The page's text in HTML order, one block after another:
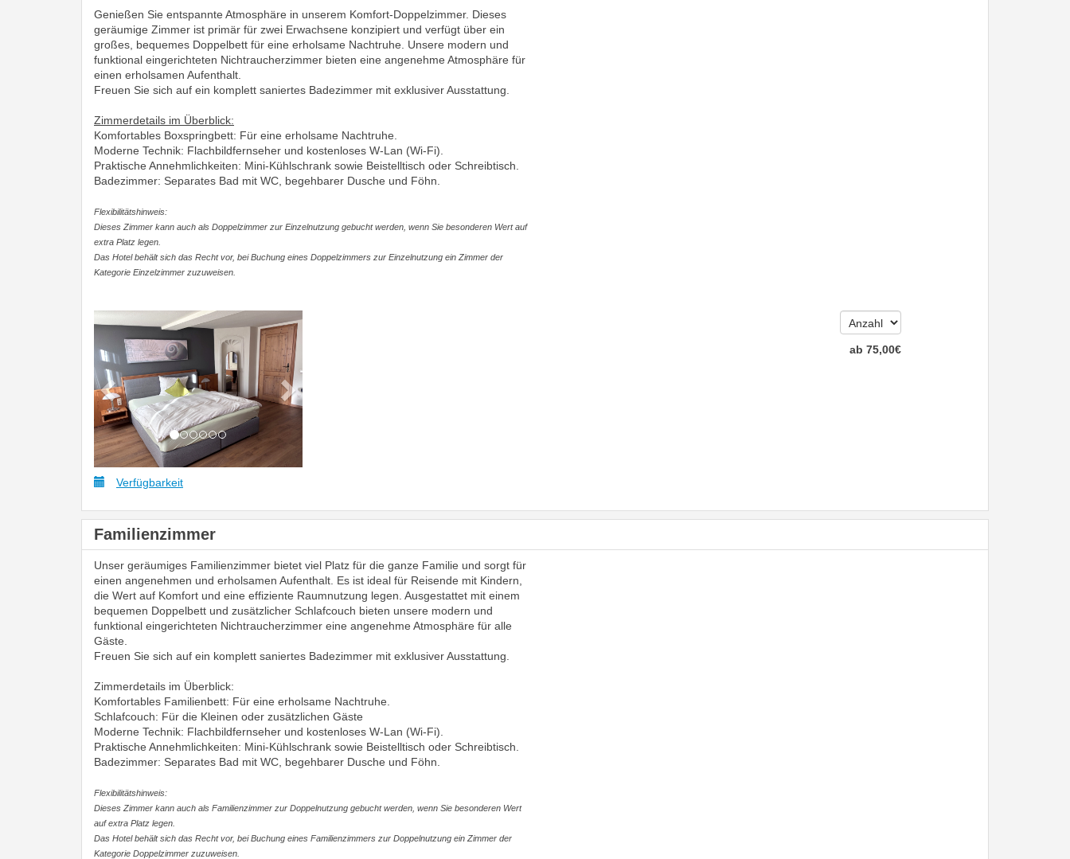
Genießen Sie entspannte Atmosphäre in unserem Komfort-Doppelzimmer. Dieses
geräumige Zimmer ist primär für zwei Erwachsene konzipiert und verfügt über ein
großes, bequemes Doppelbett für eine erholsame Nachtruhe. Unsere modern und
funktional eingerichteten Nichtraucherzimmer bieten eine angenehme Atmosphäre für
einen erholsamen Aufenthalt.
Freuen Sie sich auf ein komplett saniertes Badezimmer mit exklusiver Ausstattung.
Zimmerdetails im Überblick:
Komfortables Boxspringbett: Für eine erholsame Nachtruhe.
Moderne Technik: Flachbildfernseher und kostenloses W-Lan (Wi-Fi).
Praktische Annehmlichkeiten: Mini-Kühlschrank sowie Beistelltisch oder Schreibtisch.
Badezimmer: Separates Bad mit WC, begehbarer Dusche und Föhn.
Flexibilitätshinweis:
Dieses Zimmer kann auch als Doppelzimmer zur Einzelnutzung gebucht werden, wenn Sie besonderen Wert auf
extra Platz legen.
Das Hotel behält sich das Recht vor, bei Buchung eines Doppelzimmers zur Einzelnutzung ein Zimmer der
Kategorie Einzelzimmer zuzuweisen.
Previous Next
ab 75,00€
Verfügbarkeit
Familienzimmer
Unser geräumiges Familienzimmer bietet viel Platz für die ganze Familie und sorgt für
einen angenehmen und erholsamen Aufenthalt. Es ist ideal für Reisende mit Kindern,
die Wert auf Komfort und eine effiziente Raumnutzung legen. Ausgestattet mit einem
bequemen Doppelbett und zusätzlicher Schlafcouch bieten unsere modern und
funktional eingerichteten Nichtraucherzimmer eine angenehme Atmosphäre für alle
Gäste.
Freuen Sie sich auf ein komplett saniertes Badezimmer mit exklusiver Ausstattung.
Zimmerdetails im Überblick:
Komfortables Familienbett: Für eine erholsame Nachtruhe.
Schlafcouch: Für die Kleinen oder zusätzlichen Gäste
Moderne Technik: Flachbildfernseher und kostenloses W-Lan (Wi-Fi).
Praktische Annehmlichkeiten: Mini-Kühlschrank sowie Beistelltisch oder Schreibtisch.
Badezimmer: Separates Bad mit WC, begehbarer Dusche und Föhn.
Flexibilitätshinweis:
Dieses Zimmer kann auch als Familienzimmer zur Doppelnutzung gebucht werden, wenn Sie besonderen Wert
auf extra Platz legen.
Das Hotel behält sich das Recht vor, bei Buchung eines Familienzimmers zur Doppelnutzung ein Zimmer der
Kategorie Doppelzimmer zuzuweisen.